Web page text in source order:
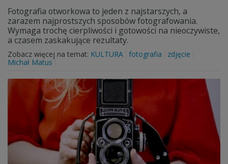
Fotografia otworkowa to jeden z najstarszych, a
zarazem najprostszych sposobów fotografowania.
Wymaga trochę cierpliwości i gotowości na nieoczywiste,
a czasem zaskakujące rezultaty.
Zobacz więcej na temat: KULTURA fotografia
zdjęcie
Michał Matus